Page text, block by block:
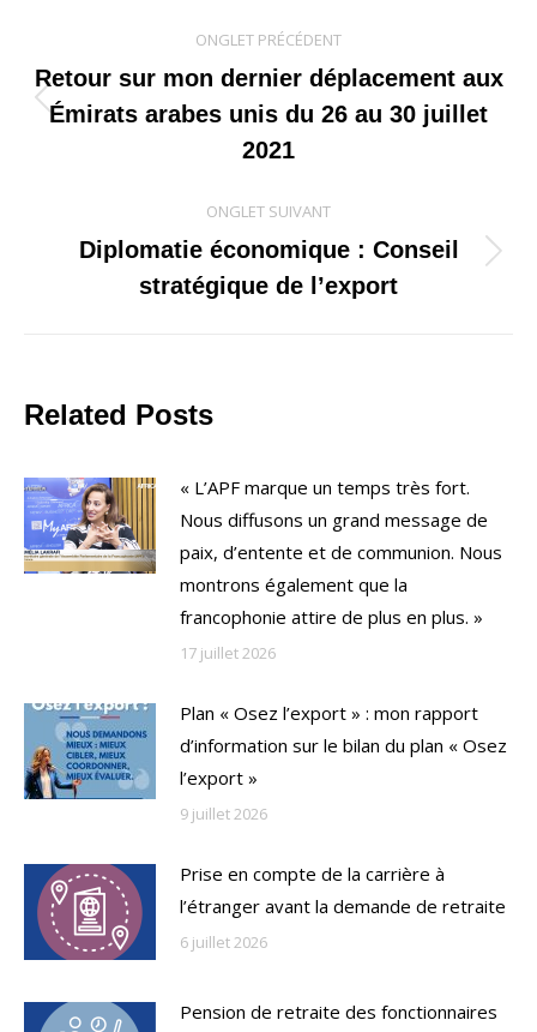
de
commentaire
ONGLET PRÉCÉDENT
Onglet
précédent
Retour sur mon dernier déplacement aux
Émirats arabes unis du 26 au 30 juillet
2021
ONGLET SUIVANT
Onglet
suivant
Diplomatie économique : Conseil
stratégique de l’export
Related Posts
« L’APF marque un temps très fort.
Nous diffusons un grand message de
paix, d’entente et de communion. Nous
montrons également que la
francophonie attire de plus en plus. »
17 juillet 2026
Plan « Osez l’export » : mon rapport
d’information sur le bilan du plan « Osez
l’export »
9 juillet 2026
Prise en compte de la carrière à
l’étranger avant la demande de retraite
6 juillet 2026
Pension de retraite des fonctionnaires